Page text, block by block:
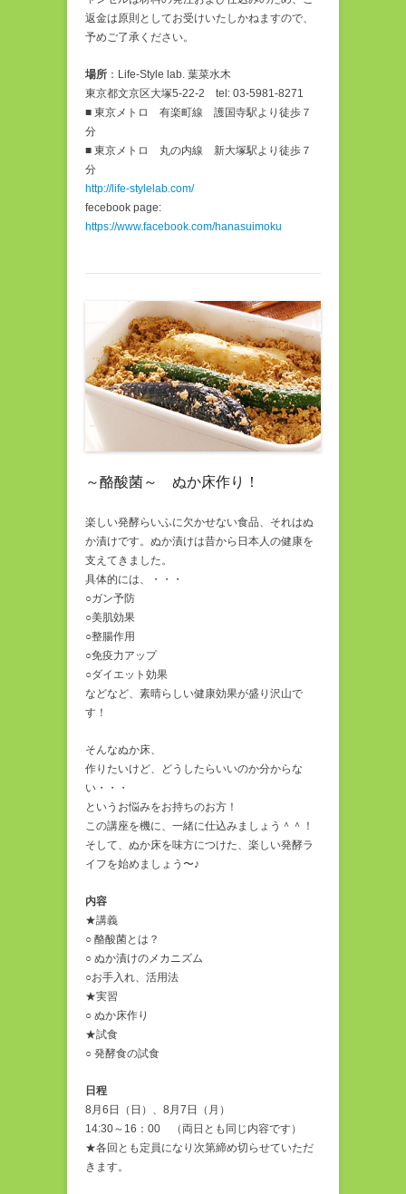
返金は原則としてお受けいたしかねますので、
予めご了承ください。
場所 ：Life-Style lab. 葉菜水木
東京都文京区大塚5-22-2 tel: 03-5981-8271
■ 東京メトロ 有楽町線 護国寺駅より徒歩７
分
■ 東京メトロ 丸の内線 新大塚駅より徒歩７
分
http://life-stylelab.com/
fecebook page:
https://www.facebook.com/hanasuimoku
～酪酸菌～ ぬか床作り！
楽しい発酵らいふに欠かせない食品、それはぬ
か漬けです。ぬか漬けは昔から日本人の健康を
支えてきました。
具体的には、・・・
○ガン予防
○美肌効果
○整腸作用
○免疫力アップ
○ダイエット効果
などなど、素晴らしい健康効果が盛り沢山で
す！
そんなぬか床、
作りたいけど、どうしたらいいのか分からな
い・・・
というお悩みをお持ちのお方！
この講座を機に、一緒に仕込みましょう＾＾！
そして、ぬか床を味方につけた、楽しい発酵ラ
イフを始めましょう〜♪
内容
★講義
○ 酪酸菌とは？
○ ぬか漬けのメカニズム
○お手入れ、活用法
★実習
○ ぬか床作り
★試食
○ 発酵食の試食
日程
8月6日（日）、8月7日（月）
14:30～16：00 （両日とも同じ内容です）
★各回とも定員になり次第締め切らせていただ
きます。